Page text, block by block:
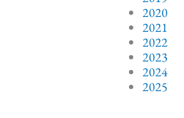
2020
2021
2022
2023
2024
2025